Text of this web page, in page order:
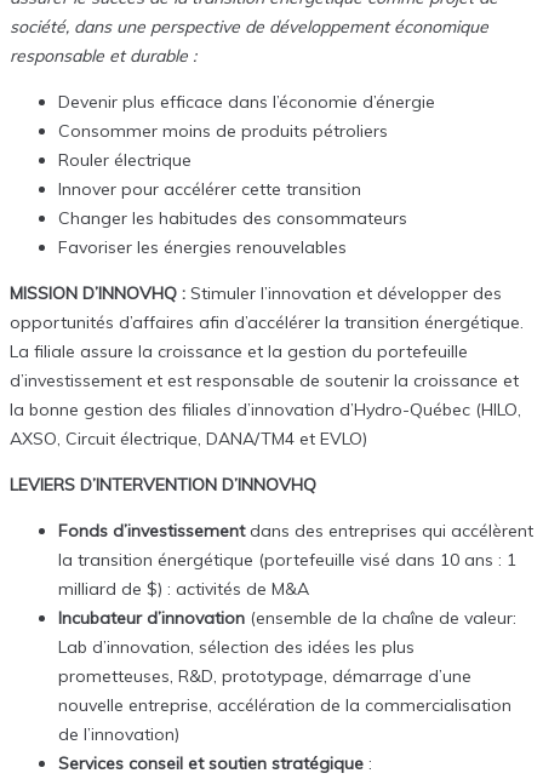
société, dans une perspective de développement économique
responsable et durable :
Devenir plus efficace dans l’économie d’énergie
Consommer moins de produits pétroliers
Rouler électrique
Innover pour accélérer cette transition
Changer les habitudes des consommateurs
Favoriser les énergies renouvelables
MISSION D’INNOVHQ : Stimuler l’innovation et développer des
opportunités d’affaires afin d’accélérer la transition énergétique.
La filiale assure la croissance et la gestion du portefeuille
d’investissement et est responsable de soutenir la croissance et
la bonne gestion des filiales d’innovation d’Hydro-Québec (HILO,
AXSO, Circuit électrique, DANA/TM4 et EVLO)
LEVIERS D’INTERVENTION D’INNOVHQ
Fonds d’investissementdans des entreprises qui accélèrent
la transition énergétique (portefeuille visé dans 10 ans : 1
milliard de $) : activités de M&A
Incubateur d’innovation (ensemble de la chaîne de valeur:
Lab d’innovation, sélection des idées les plus
prometteuses, R&D, prototypage, démarrage d’une
nouvelle entreprise, accélération de la commercialisation
de l’innovation)
Services conseil et soutien stratégique :